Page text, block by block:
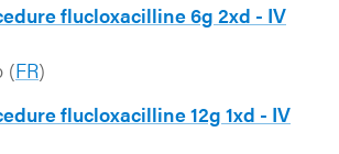
flucloxacilline 6g 2xd - IV
(FR)
flucloxacilline 12g 1xd - IV